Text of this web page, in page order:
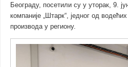
Београду, посетили су у уторак, 9.
компаније „Штарк“, једног од
производа у региону.